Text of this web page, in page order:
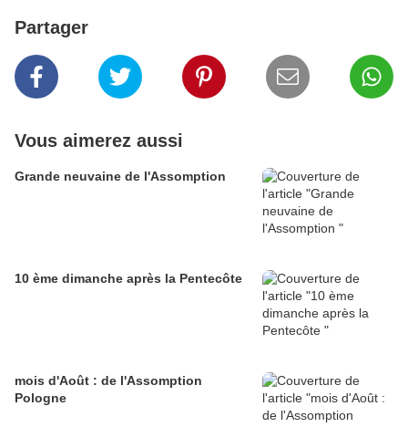
Partager
Vous aimerez aussi
Grande neuvaine de l'Assomption
10 ème dimanche après la Pentecôte
mois d'Août : de l'Assomption
Pologne